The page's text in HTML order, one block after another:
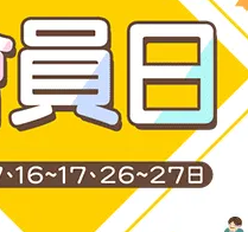
連通每一個原本無關的隨